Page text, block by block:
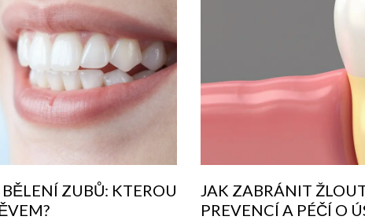
ZUBŮ: KTEROU
JAK ZABRÁNIT
PREVENCÍ A PÉČÍ O